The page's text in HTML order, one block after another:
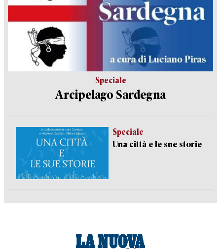
Speciale
Arcipelago Sardegna
Speciale
Una città e le sue storie